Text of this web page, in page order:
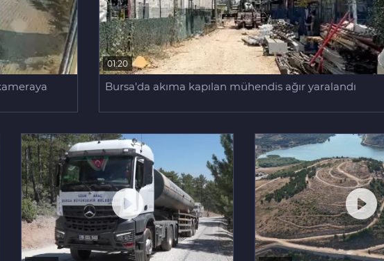
01:20
Bursa'da akıma kapılan mühendis ağır yaralandı